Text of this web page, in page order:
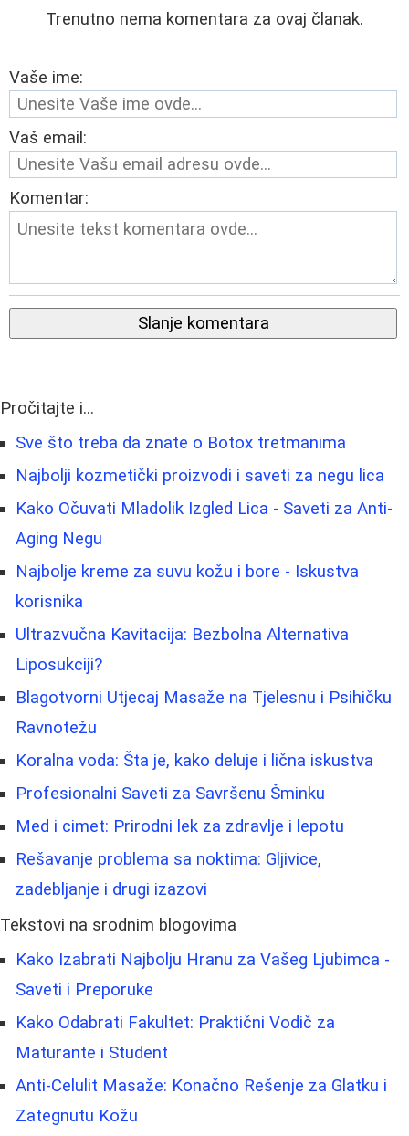
Trenutno nema komentara za ovaj članak.
Vaše ime:
Vaš email:
Komentar:
Slanje komentara
Pročitajte i...
Sve što treba da znate o Botox tretmanima
Najbolji kozmetički proizvodi i saveti za negu lica
Kako Očuvati Mladolik Izgled Lica - Saveti za Anti-
Aging Negu
Najbolje kreme za suvu kožu i bore - Iskustva
korisnika
Ultrazvučna Kavitacija: Bezbolna Alternativa
Liposukciji?
Blagotvorni Utjecaj Masaže na Tjelesnu i Psihičku
Ravnotežu
Koralna voda: Šta je, kako deluje i lična iskustva
Profesionalni Saveti za Savršenu Šminku
Med i cimet: Prirodni lek za zdravlje i lepotu
Rešavanje problema sa noktima: Gljivice,
zadebljanje i drugi izazovi
Tekstovi na srodnim blogovima
Kako Izabrati Najbolju Hranu za Vašeg Ljubimca -
Saveti i Preporuke
Kako Odabrati Fakultet: Praktični Vodič za
Maturante i Student
Anti-Celulit Masaže: Konačno Rešenje za Glatku i
Zategnutu Kožu